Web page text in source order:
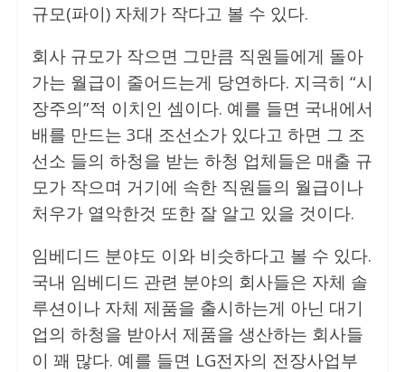
규모(파이) 자체가 작다고 볼 수 있다.
회사 규모가 작으면 그만큼 직원들에게 돌아
가는 월급이 줄어드는게 당연하다. 지극히 “시
장주의”적 이치인 셈이다. 예를 들면 국내에서
배를 만드는 3대 조선소가 있다고 하면 그 조
선소 들의 하청을 받는 하청 업체들은 매출 규
모가 작으며 거기에 속한 직원들의 월급이나
처우가 열악한것 또한 잘 알고 있을 것이다.
임베디드 분야도 이와 비슷하다고 볼 수 있다.
국내 임베디드 관련 분야의 회사들은 자체 솔
루션이나 자체 제품을 출시하는게 아닌 대기
업의 하청을 받아서 제품을 생산하는 회사들
이 꽤 많다. 예를 들면 LG전자의 전장사업부